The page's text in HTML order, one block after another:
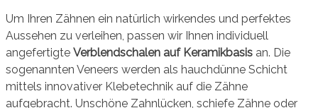
Um Ihren Zähnen ein natürlich wirkendes und perfektes
Aussehen zu verleihen, passen wir Ihnen individuell
angefertigte Verblendschalen auf Keramikbasis an. Die
sogenannten Veneers werden als hauchdünne Schicht
mittels innovativer Klebetechnik auf die Zähne
aufgebracht. Unschöne Zahnlücken, schiefe Zähne oder